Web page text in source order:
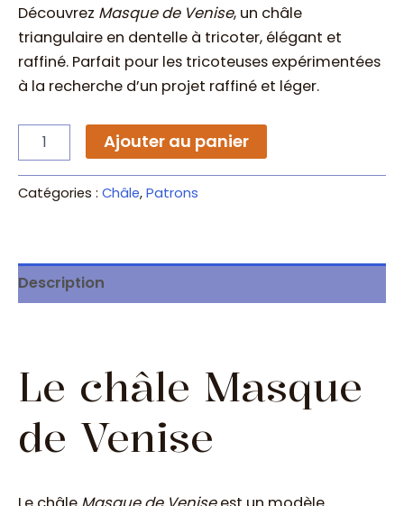
Découvrez Masque de Venise, un châle
triangulaire en dentelle à tricoter, élégant et
raffiné. Parfait pour les tricoteuses expérimentées
à la recherche d’un projet raffiné et léger.
quantité
tricot
Venise
Ajouter au panier
Catégories : Châle,Patrons
Description
Le châle Masque
de Venise